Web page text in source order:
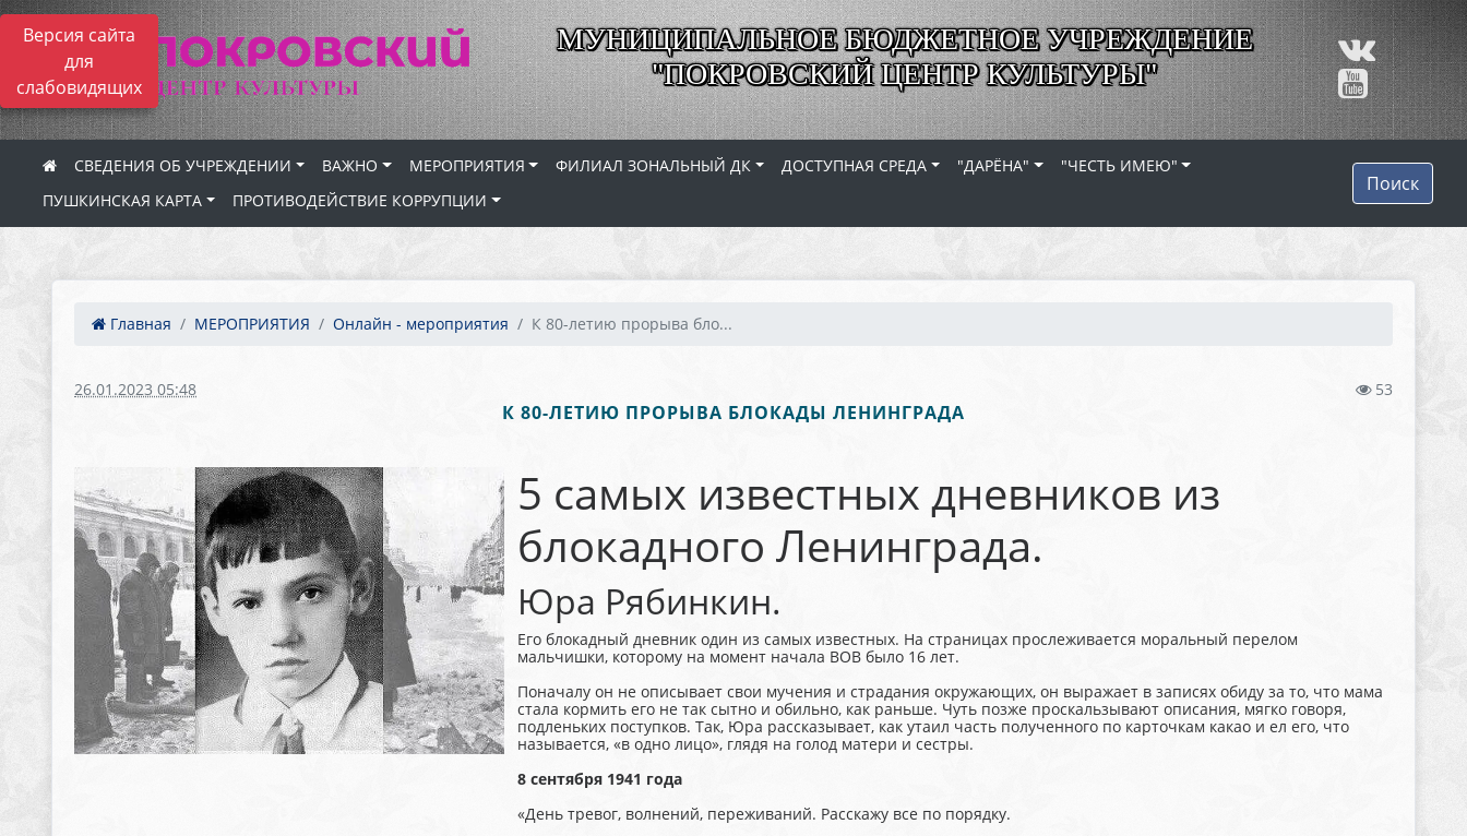
Версия сайта
для
слабовидящих
МУНИЦИПАЛЬНОЕ БЮДЖЕТНОЕ УЧРЕЖДЕНИЕ
"ПОКРОВСКИЙ ЦЕНТР КУЛЬТУРЫ"
СВЕДЕНИЯ ОБ УЧРЕЖДЕНИИ ВАЖНО МЕРОПРИЯТИЯ ФИЛИАЛ ЗОНАЛЬНЫЙ ДК ДОСТУПНАЯ СРЕДА "ДАРЁНА"
"ЧЕСТЬ ИМЕЮ"
ПУШКИНСКАЯ КАРТА
ПРОТИВОДЕЙСТВИЕ КОРРУПЦИИ
Поиск
Главная МЕРОПРИЯТИЯ Онлайн - мероприятия К 80-летию прорыва бло...
26.01.2023 05:48 53
К 80-ЛЕТИЮ ПРОРЫВА БЛОКАДЫ ЛЕНИНГРАДА
5 самых известных дневников из
блокадного Ленинграда.
Юра Рябинкин.
Его блокадный дневник один из самых известных. На страницах прослеживается моральный перелом
мальчишки, которому на момент начала ВОВ было 16 лет.
Поначалу он не описывает свои мучения и страдания окружающих, он выражает в записях обиду за то, что мама
стала кормить его не так сытно и обильно, как раньше. Чуть позже проскальзывают описания, мягко говоря,
подленьких поступков. Так, Юра рассказывает, как утаил часть полученного по карточкам какао и ел его, что
называется, «в одно лицо», глядя на голод матери и сестры.
8 сентября 1941 года
«День тревог, волнений, переживаний. Расскажу все по порядку.